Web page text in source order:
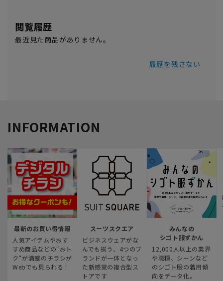
閲覧履歴
最近見た商品がありません。
履歴を残さない
INFORMATION
最新のお買い得情報
人気アイテムやおす
すめ商品などの“おト
ク“が満載のチラシが
Webでも見られる！
スーツスクエア
ビジネスウェアがな
んでも揃う、4つのブ
ランドが一体となっ
た新感覚の複合型ス
トアです
みんなの
シゴト服ずかん
12,000人以上の業界
や職種、シーンなど
のシゴト服の着用傾
向をデータ化。